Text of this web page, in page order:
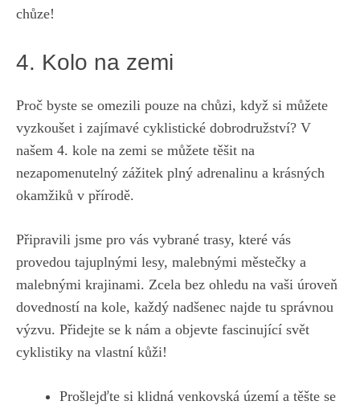
chůze!
4. ​Kolo‍ na‍ zemi
Proč byste se omezili pouze na ⁢chůzi, když si​ můžete
vyzkoušet i⁢ zajímavé cyklistické dobrodružství? V
našem 4. kole na zemi se můžete těšit na‍
nezapomenutelný zážitek plný adrenalinu a krásných
okamžiků v přírodě.
Připravili‌ jsme ​pro vás vybrané​ trasy, které vás
provedou‍ tajuplnými lesy, malebnými⁣ městečky‌ a⁢
malebnými krajinami. Zcela bez ⁢ohledu na⁤ vaši úroveň
dovedností na kole, ⁣každý nadšenec‌ najde tu‌ správnou
výzvu. Přidejte se k nám‌ a objevte fascinující svět
cyklistiky na vlastní kůži!
Prošlejďte si klidná venkovská území​ a těšte se